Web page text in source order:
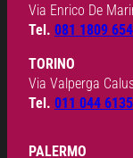
Via Enrico De
Tel. 081 1809
TORINO
Via Valperga
Tel. 011 044 6135
PALERMO